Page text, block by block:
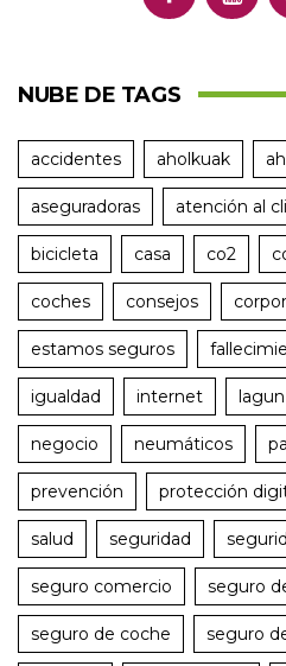
NUBE DE TAGS
accidentes aholkuak
aseguradoras atención al
bicicleta casa co2
coches consejos
estamos seguros
igualdad internet
negocio neumáticos
prevención protección
salud seguridad
seguro comercio seguro
seguro de coche seguro